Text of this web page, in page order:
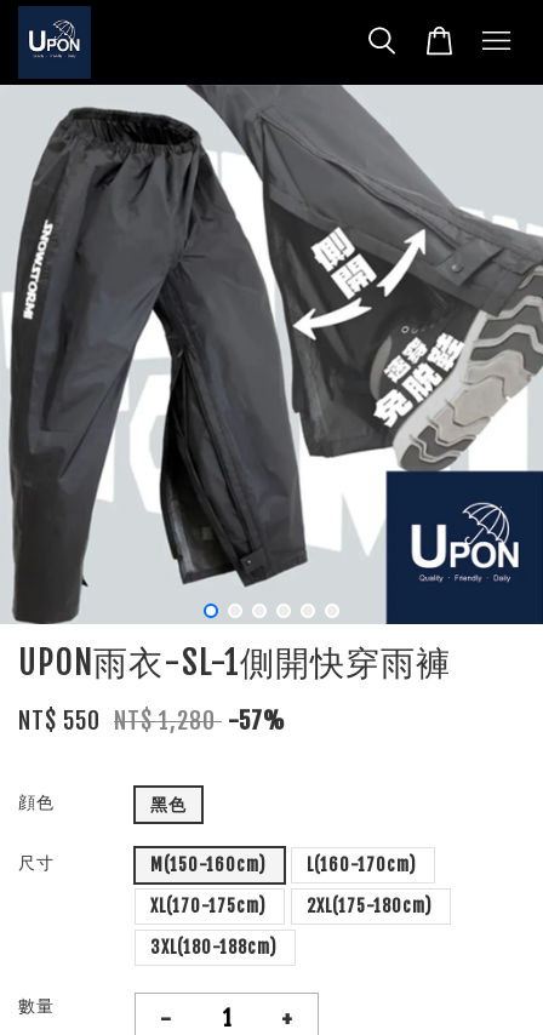
UPON雨衣-SL-1側開快穿雨褲
NT$ 550 NT$ 1,280 -57%
顔色 黑色
尺寸 M(150-160cm)
L(160-170cm)
XL(170-175cm)
2XL(175-180cm)
3XL(180-188cm)
數量 - +